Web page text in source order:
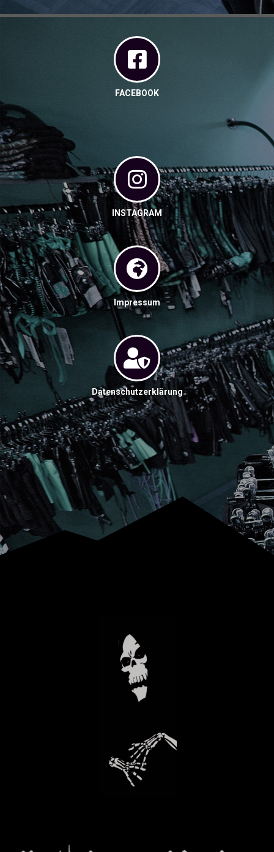
FACEBOOK
INSTAGRAM
Impressum
Datenschutzerklärung